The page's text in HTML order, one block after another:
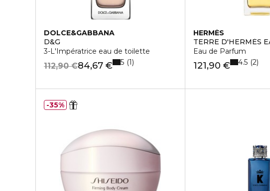
DOLCE&GABBANA
D&G
3-L'Impératrice eau de toilette
84,67 €
112,90 € 5 1
HERMÈS
TERRE D'HERMÈS
Eau de Parfum
121,90 € 4.5 2
35%